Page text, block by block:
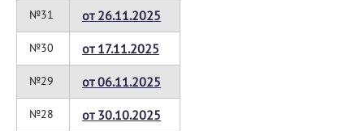
№31 от 26.11.2025
№30 от 17.11.2025
№29 от 06.11.2025
№28 от 30.10.2025